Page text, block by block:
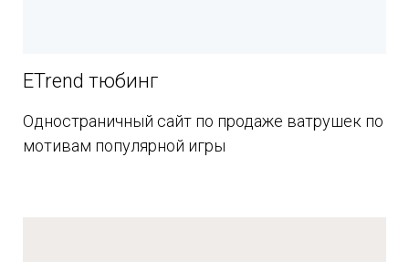
ETrend тюбинг
Одностраничный сайт по продаже ватрушек по
мотивам популярной игры